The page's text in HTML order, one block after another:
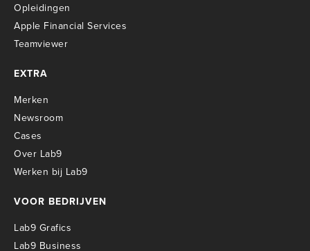
Opleidingen
Apple Financial Services
Teamviewer
EXTRA
Merken
Newsroom
Cases
Over Lab9
Werken bij Lab9
VOOR BEDRIJVEN
Lab9 Grafics
Lab9 Business